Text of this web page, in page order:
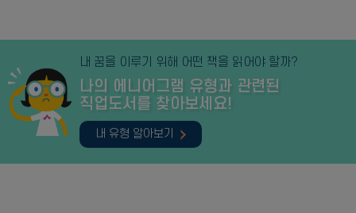
내 꿈을 이루기 위해 어떤 책을 읽어야 할까?
나의 에니어그램 유형과 관련된
직업도서를 찾아보세요!
내 유형 알아보기